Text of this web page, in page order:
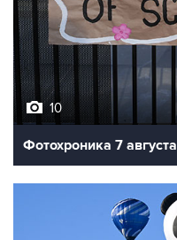
10
Фотохроника 7 августа